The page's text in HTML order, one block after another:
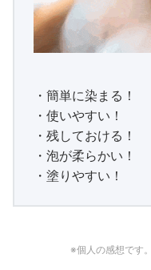
株式会社フューチャーラボ
〒107-0052
東京都港区赤坂8-5-32 田中
販売元情報